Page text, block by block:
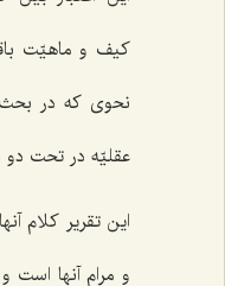
کیف و ماهیّت
نحوی که در
عقلیّه در تحت دو
این تقریر کلام
و مرام آنها است